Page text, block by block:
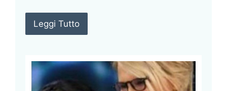
Leggi Tutto